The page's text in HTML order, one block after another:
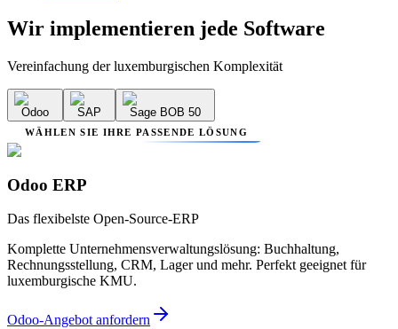
Wir implementieren jede Software
Vereinfachung der luxemburgischen Komplexität
Odoo SAP Sage BOB 50
WÄHLEN SIE IHRE PASSENDE LÖSUNG
Odoo ERP
Das flexibelste Open-Source-ERP
Komplette Unternehmensverwaltungslösung: Buchhaltung,
Rechnungsstellung, CRM, Lager und mehr. Perfekt geeignet für
luxemburgische KMU.
Odoo-Angebot anfordern